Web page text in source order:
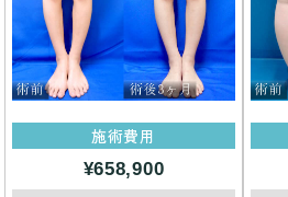
施術費用
¥658,900